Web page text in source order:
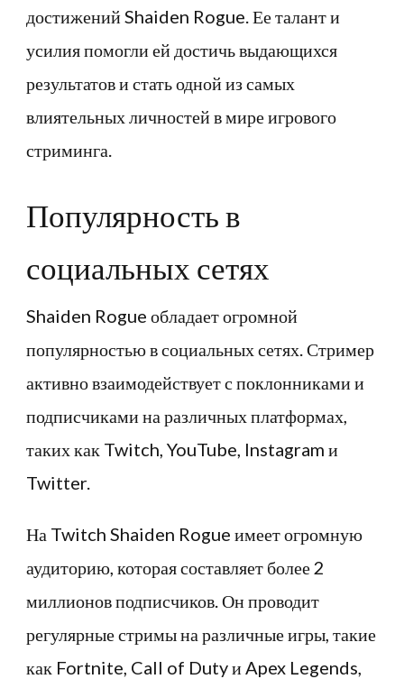
достижений Shaiden Rogue. Ее талант и
усилия помогли ей достичь выдающихся
результатов и стать одной из самых
влиятельных личностей в мире игрового
стриминга.
Популярность в
социальных сетях
Shaiden Rogue обладает огромной
популярностью в социальных сетях. Стример
активно взаимодействует с поклонниками и
подписчиками на различных платформах,
таких как Twitch, YouTube, Instagram и
Twitter.
На Twitch Shaiden Rogue имеет огромную
аудиторию, которая составляет более 2
миллионов подписчиков. Он проводит
регулярные стримы на различные игры, такие
как Fortnite, Call of Duty и Apex Legends,